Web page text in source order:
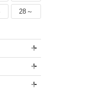
28～